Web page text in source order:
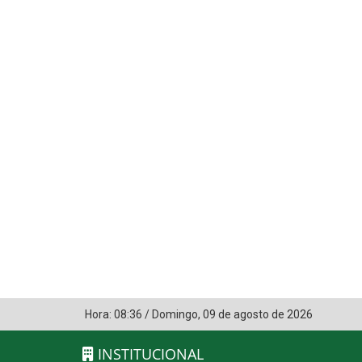
Hora: 08:36 / Domingo, 09 de agosto de 2026
INSTITUCIONAL